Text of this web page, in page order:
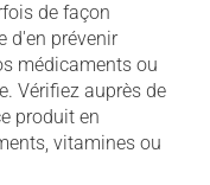
de façon
d'en prévenir
médicaments ou
Vérifiez auprès de
produit en
vitamines ou